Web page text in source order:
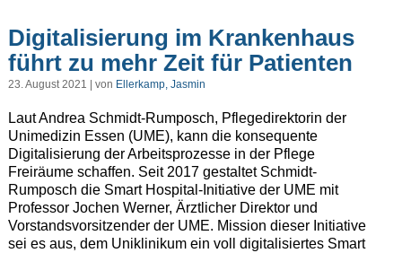
Digitalisierung im Krankenhaus
führt zu mehr Zeit für Patienten
23. August 2021 | von Ellerkamp, Jasmin
Laut Andrea Schmidt-Rumposch, Pflegedirektorin der
Unimedizin Essen (UME), kann die konsequente
Digitalisierung der Arbeitsprozesse in der Pflege
Freiräume schaffen. Seit 2017 gestaltet Schmidt-
Rumposch die Smart Hospital-Initiative der UME mit
Professor Jochen Werner, Ärztlicher Direktor und
Vorstandsvorsitzender der UME. Mission dieser Initiative
sei es aus, dem Uniklinikum ein voll digitalisiertes Smart